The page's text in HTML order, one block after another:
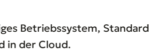
Betriebssystem, Standard
in der Cloud.